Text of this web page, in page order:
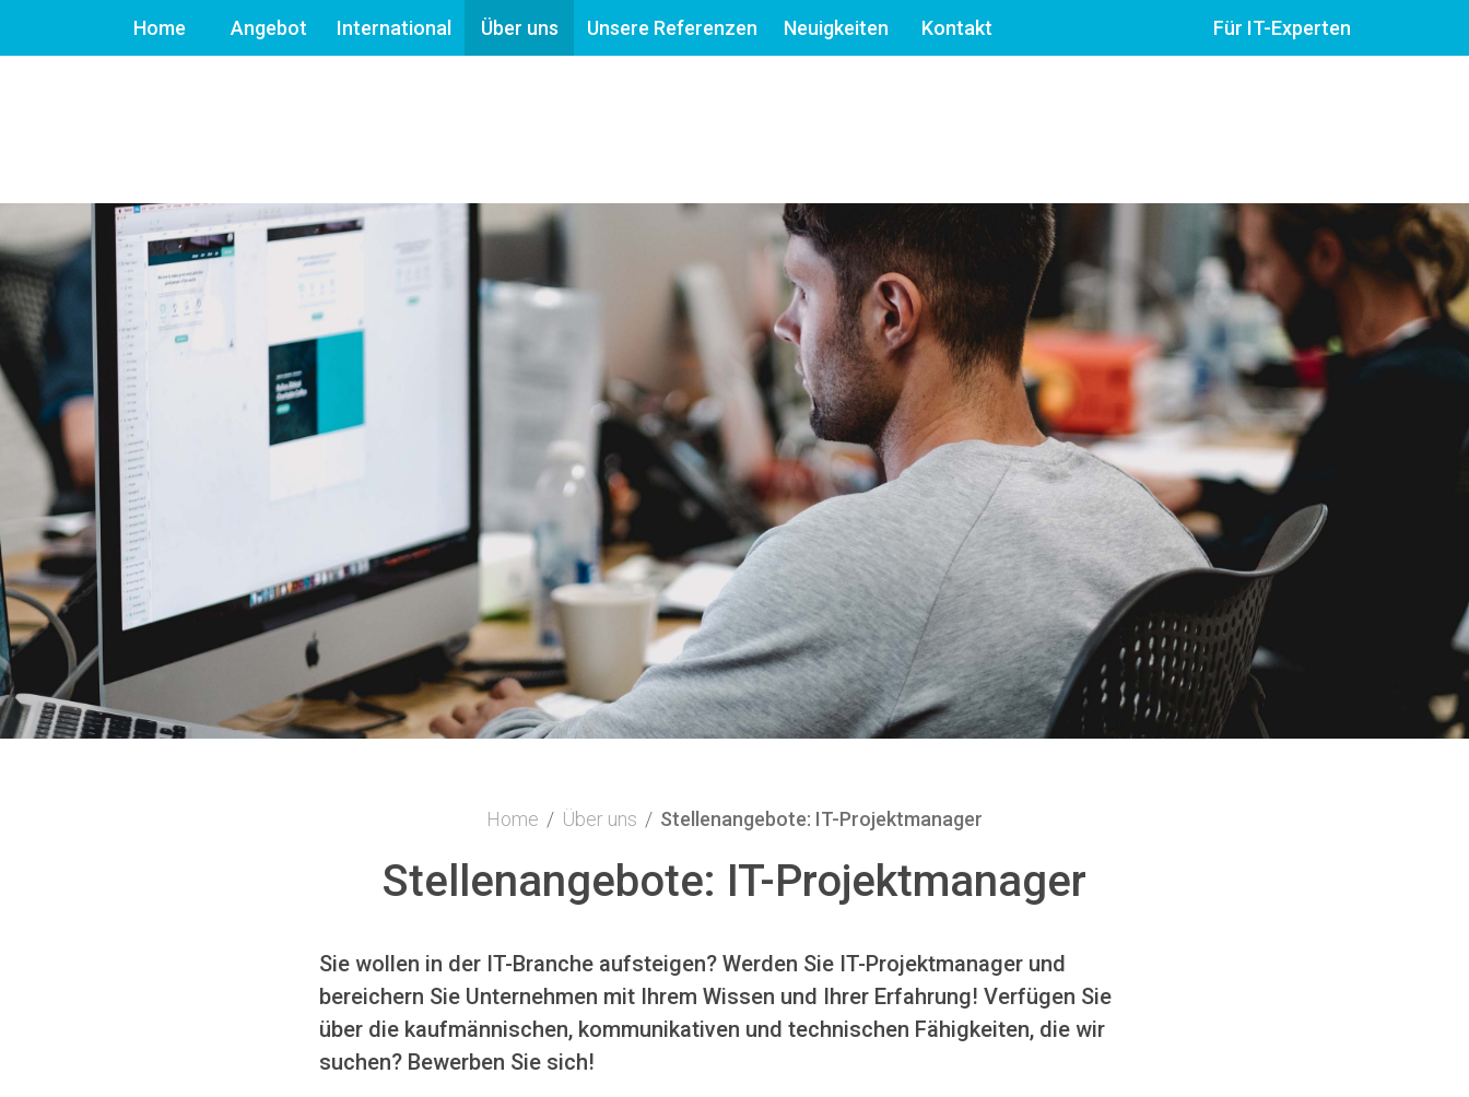
Home Angebot International Über uns Unsere Referenzen Neuigkeiten Kontakt Für IT-Experten
Home / Über uns / Stellenangebote: IT-Projektmanager
Stellenangebote: IT-Projektmanager
Sie wollen in der IT-Branche aufsteigen? Werden Sie IT-Projektmanager und
bereichern Sie Unternehmen mit Ihrem Wissen und Ihrer Erfahrung! Verfügen Sie
über die kaufmännischen, kommunikativen und technischen Fähigkeiten, die wir
suchen? Bewerben Sie sich!